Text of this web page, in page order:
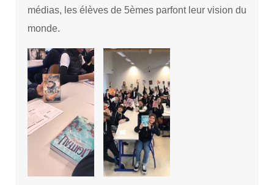
médias, les élèves de 5èmes parfont leur vision du
monde.